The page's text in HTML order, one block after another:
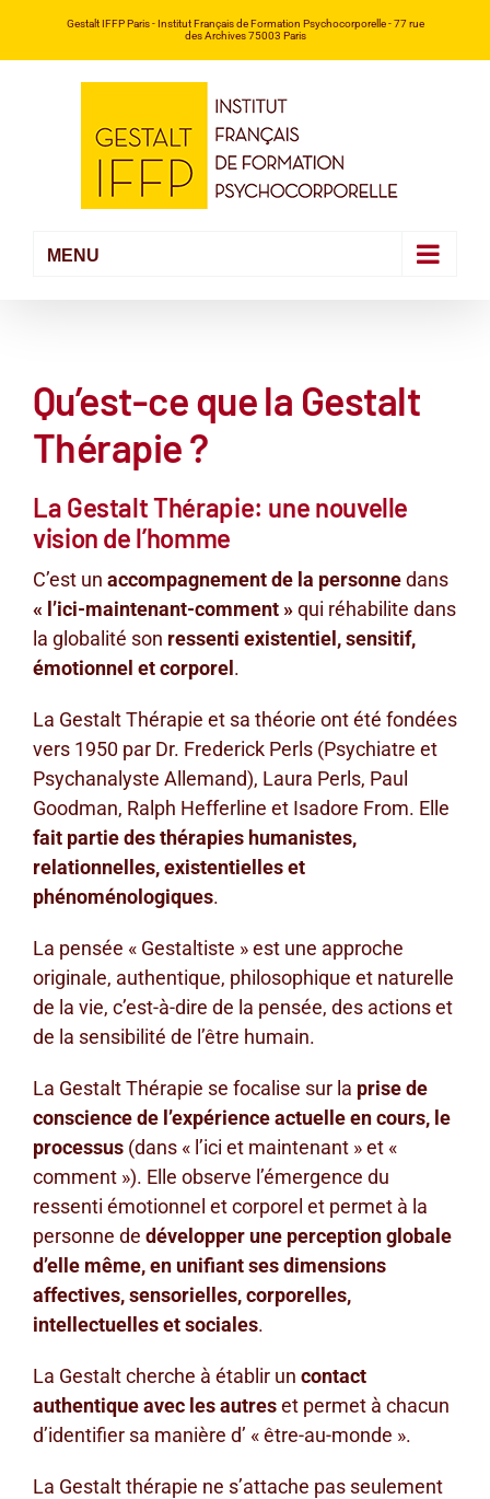
Gestalt IFFP Paris- Institut Français de Formation Psychocorporelle -77 rue
des Archives 75003 Paris
Qu’est-ce que la Gestalt
Thérapie ?
La Gestalt Thérapie: une nouvelle
vision de l’homme
C’est un accompagnement de la personnedans
« l’ici-maintenant-comment »qui réhabilite dans
la globalité son ressenti existentiel, sensitif,
émotionnel et corporel .
La Gestalt Thérapie et sa théorie ont été fondées
vers 1950 par Dr. Frederick Perls (Psychiatre et
Psychanalyste Allemand), Laura Perls, Paul
Goodman, Ralph Hefferline et Isadore From. Elle
fait partie des thérapies humanistes,
relationnelles, existentielles et
phénoménologiques.
La pensée « Gestaltiste » est une approche
originale, authentique, philosophique et naturelle
de la vie, c’est-à-dire de la pensée, des actions et
de la sensibilité de l’être humain.
La Gestalt Thérapie se focalise sur la prise de
conscience de l’expérience actuelle en cours, le
processus(dans « l’ici et maintenant » et «
comment »). Elle observe l’émergence du
ressenti émotionnel et corporel et permet à la
personne de développer une perception globale
d’elle même, en unifiant ses dimensions
affectives, sensorielles, corporelles,
intellectuelles et sociales.
La Gestalt cherche à établir un contact
authentique avec les autreset permet à chacun
d’identifier sa manière d’ « être-au-monde ».
La Gestalt thérapie ne s’attache pas seulement